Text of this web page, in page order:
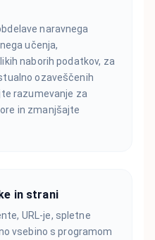
naravnega
učenja,
naborih podatkov, za
ozaveščenih
razumevanje za
in zmanjšajte
in strani
URL-je, spletne
vsebino s programom